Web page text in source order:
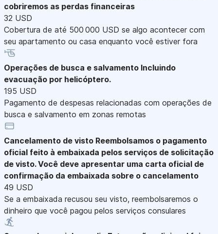
cobriremos as perdas financeiras
32 USD
Cobertura de até 500 000 USD se algo acontecer com
seu apartamento ou casa enquanto você estiver fora
Operações de busca e salvamento Incluindo
evacuação por helicóptero.
195 USD
Pagamento de despesas relacionadas com operações de
busca e salvamento em zonas remotas
Cancelamento de visto Reembolsamos o pagamento
oficial feito à embaixada pelos serviços de solicitação
de visto. Você deve apresentar uma carta oficial de
confirmação da embaixada sobre o cancelamento
49 USD
Se a embaixada recusou seu visto, reembolsaremos o
dinheiro que você pagou pelos serviços consulares